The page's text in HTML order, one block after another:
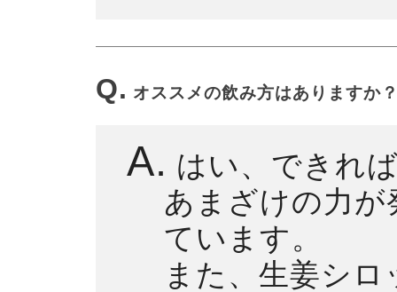
Q. オススメの飲み方はありますか
A. はい、できれ
あまざけの力
ています。
また、生姜シ